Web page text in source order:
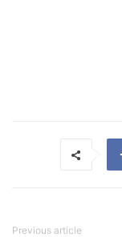
Previous article